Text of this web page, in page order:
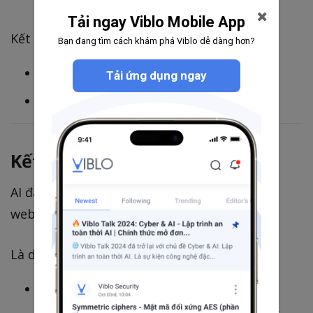
Kết quả:
Bot vẫn có thể index nội dung
Kết luận
AI đang thay đổi cách traffic hoạt động trên
web.
Là developer:
Không thể chặn toàn bộ bot
Tải ngay Viblo Mobile App
Bạn đang tìm cách khám phá Viblo dễ dàng hơn?
Tải ứng dụng ngay